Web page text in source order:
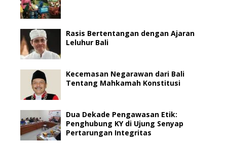
Rasis Bertentangan dengan Ajaran
Leluhur Bali
Kecemasan Negarawan dari Bali
Tentang Mahkamah Konstitusi
Dua Dekade Pengawasan Etik:
Penghubung KY di Ujung Senyap
Pertarungan Integritas